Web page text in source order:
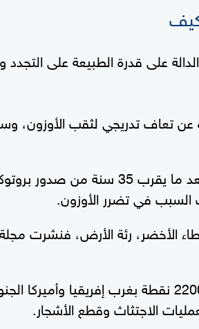
على قدرة الطبيعة على التجدد
عن تعاف تدريجي لثقب
وتأتي هذه النتائج بعد ما
السبب في تضرر الأوزون.
الأخضر، رئة الأرض، فنشرت
الاجتثاث وقطع الأشجار.